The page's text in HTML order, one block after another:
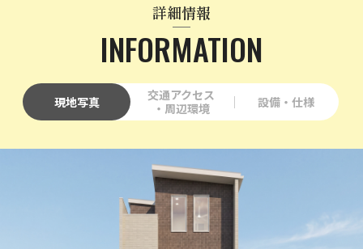
詳細情報
INFORMATION
現地写真
交通アクセス
・周辺環境
設備・仕様